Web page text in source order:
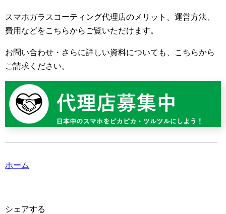
スマホガラスコーティング代理店のメリット、運営方法、
費用などをこちらからご覧いただけます。
お問い合わせ・さらに詳しい資料についても、こちらから
ご請求ください。
ホーム
シェアする